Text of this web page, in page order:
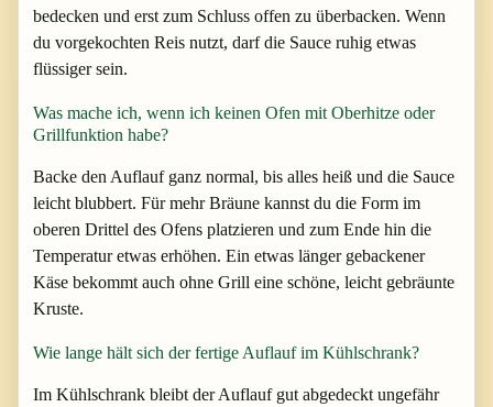
bedecken und erst zum Schluss offen zu überbacken. Wenn
du vorgekochten Reis nutzt, darf die Sauce ruhig etwas
flüssiger sein.
Was mache ich, wenn ich keinen Ofen mit Oberhitze oder
Grillfunktion habe?
Backe den Auflauf ganz normal, bis alles heiß und die Sauce
leicht blubbert. Für mehr Bräune kannst du die Form im
oberen Drittel des Ofens platzieren und zum Ende hin die
Temperatur etwas erhöhen. Ein etwas länger gebackener
Käse bekommt auch ohne Grill eine schöne, leicht gebräunte
Kruste.
Wie lange hält sich der fertige Auflauf im Kühlschrank?
Im Kühlschrank bleibt der Auflauf gut abgedeckt ungefähr